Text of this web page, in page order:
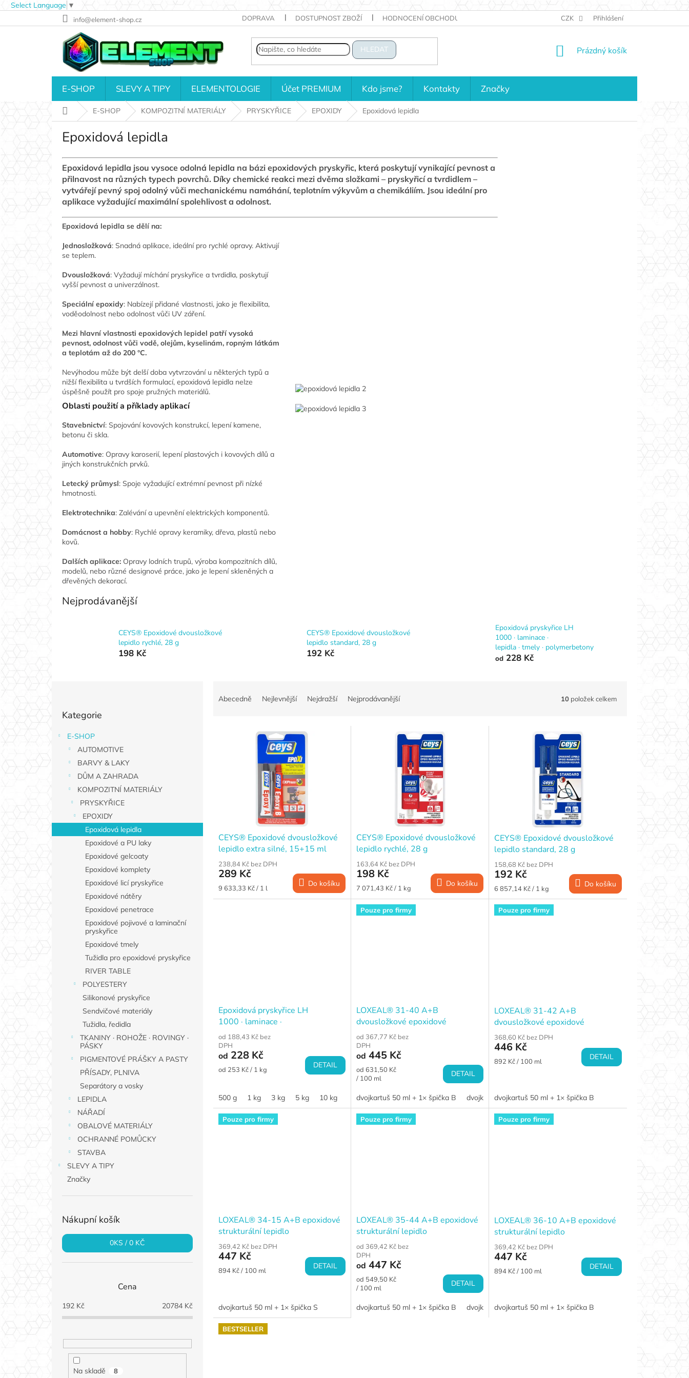
Select Language ▼
na
info@element-shop.cz DOPRAVA DOSTUPNOST ZBOŽÍ HODNOCENÍ OBCHODU KONTAKTY KDO JSME?
CZK Přihlášení
HLEDAT
NÁKUPNÍ
Prázdný košík
E-SHOP SLEVY A TIPY ELEMENTOLOGIE Účet PREMIUM Kdo jsme? Kontakty Značky
Domů E-SHOP KOMPOZITNÍ MATERIÁLY PRYSKYŘICE EPOXIDY Epoxidová lepidla
Epoxidová lepidla
Epoxidová lepidla jsou vysoce odolná lepidla na bázi epoxidových pryskyřic, která poskytují vynikající pevnost a
přilnavost na různých typech povrchů. Díky chemické reakci mezi dvěma složkami – pryskyřicí a tvrdidlem –
vytvářejí pevný spoj odolný vůči mechanickému namáhání, teplotním výkyvům a chemikáliím. Jsou ideální pro
aplikace vyžadující maximální spolehlivost a odolnost.
Epoxidová lepidla se dělí na:
Jednosložková: Snadná aplikace, ideální pro rychlé opravy. Aktivují
se teplem.
Dvousložková: Vyžadují míchání pryskyřice a tvrdidla, poskytují
vyšší pevnost a univerzálnost.
Speciální epoxidy: Nabízejí přidané vlastnosti, jako je flexibilita,
voděodolnost nebo odolnost vůči UV záření.
Mezi hlavní vlastnosti epoxidových lepidel patří vysoká
pevnost, odolnost vůči vodě, olejům, kyselinám, ropným látkám
a teplotám až do 200 °C.
Nevýhodou může být delší doba vytvrzování u některých typů a
nižší flexibilita u tvrdších formulací, epoxidová lepidla nelze
úspěšně použít pro spoje pružných materiálů.
Oblasti použití a příklady aplikací
Stavebnictví: Spojování kovových konstrukcí, lepení kamene,
betonu či skla.
Automotive: Opravy karoserií, lepení plastových i kovových dílů a
jiných konstrukčních prvků.
Letecký průmysl: Spoje vyžadující extrémní pevnost při nízké
hmotnosti.
Elektrotechnika: Zalévání a upevnění elektrických komponentů.
Domácnost a hobby: Rychlé opravy keramiky, dřeva, plastů nebo
kovů.
Dalších aplikace:Opravy lodních trupů, výroba kompozitních dílů,
modelů, nebo různé designové práce, jako je lepení skleněných a
dřevěných dekorací.
Nejprodávanější
CEYS® Epoxidové dvousložkové
lepidlo rychlé, 28 g
198 Kč
CEYS® Epoxidové dvousložkové
lepidlo standard, 28 g
192 Kč
Epoxidová pryskyřice LH
1000 · laminace ·
lepidla · tmely · polymerbetony
od228 Kč
P
t
r
p
e
l
kategorie
Kategorie
E-SHOP
AUTOMOTIVE
BARVY & LAKY
DŮM A ZAHRADA
KOMPOZITNÍ MATERIÁLY
PRYSKYŘICE
EPOXIDY
Epoxidová lepidla
Epoxidové a PU laky
Epoxidové gelcoaty
Epoxidové komplety
Epoxidové licí pryskyřice
Epoxidové nátěry
Epoxidové penetrace
Epoxidové pojivové a laminační
pryskyřice
Epoxidové tmely
Tužidla pro epoxidové pryskyřice
RIVER TABLE
POLYESTERY
Silikonové pryskyřice
Sendvičové materiály
Tužidla, ředidla
TKANINY · ROHOŽE · ROVINGY ·
PÁSKY
PIGMENTOVÉ PRÁŠKY A PASTY
PŘÍSADY, PLNIVA
Separátory a vosky
LEPIDLA
NÁŘADÍ
OBALOVÉ MATERIÁLY
OCHRANNÉ POMŮCKY
STAVBA
SLEVY A TIPY
Značky
Nákupní košík
0KS /0 KČ
Cena
192Kč 20784Kč
Na skladě 8
Abecedně Nejlevnější Nejdražší Nejprodávanější 10 položek celkem
CEYS® Epoxidové dvousložkové
lepidlo extra silné, 15+15 ml
238,84 Kč bez DPH
289 Kč
Měrná
cena:
9 633,33 Kč / 1 l Do košíku
CEYS® Epoxidové dvousložkové
lepidlo rychlé, 28 g
163,64 Kč bez DPH
198 Kč
Měrná
cena:
7 071,43 Kč / 1 kg Do košíku
CEYS® Epoxidové dvousložkové
lepidlo standard, 28 g
158,68 Kč bez DPH
192 Kč
Měrná
cena:
6 857,14 Kč / 1 kg Do košíku
Epoxidová pryskyřice LH
1000 · laminace ·
lepidla · tmely · polymerbetony
od 188,43 Kč bez
DPH
od 228 Kč
Měrná
od 253 Kč / 1 kg DETAIL
500 g 1 kg 3 kg 5 kg 10 kg
Pouze pro firmy
LOXEAL® 31-40 A+B
dvousložkové epoxidové
strukturální lepidlo
od 367,77 Kč bez
DPH
od 445 Kč
Měrná
cena:
od 631,50 Kč
/ 100 ml
DETAIL
dvojkartuš 50 ml + 1× špička B dvojkartuš 200 ml + 1× špička 22 cm
Pouze pro firmy
LOXEAL® 31-42 A+B
dvousložkové epoxidové
strukturální lepidlo
368,60 Kč bez DPH
446 Kč
Měrná
892 Kč / 100 ml DETAIL
dvojkartuš 50 ml + 1× špička B
Pouze pro firmy
LOXEAL® 34-15 A+B epoxidové
strukturální lepidlo
369,42 Kč bez DPH
447 Kč
Měrná
894 Kč / 100 ml DETAIL
dvojkartuš 50 ml + 1× špička S
Pouze pro firmy
LOXEAL® 35-44 A+B epoxidové
strukturální lepidlo
od 369,42 Kč bez
DPH
od 447 Kč
Měrná
cena:
od 549,50 Kč
/ 100 ml
DETAIL
dvojkartuš 50 ml + 1× špička B dvojkartuš 200 ml + 1× špička 22 cm
Pouze pro firmy
LOXEAL® 36-10 A+B epoxidové
strukturální lepidlo
369,42 Kč bez DPH
447 Kč
Měrná
894 Kč / 100 ml DETAIL
dvojkartuš 50 ml + 1× špička B
BESTSELLER